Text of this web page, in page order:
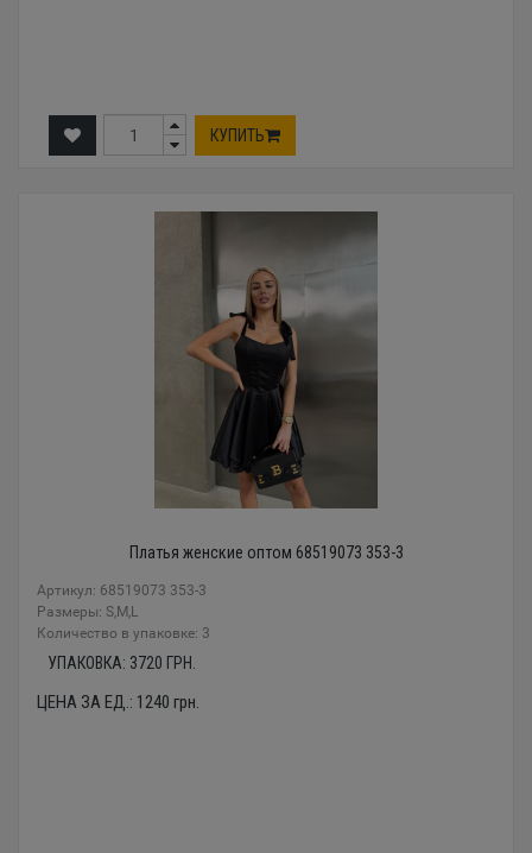
КУПИТЬ
Платья женские оптом 68519073 353-3
Артикул: 68519073 353-3
Размеры: S,M,L
Количество в упаковке: 3
УПАКОВКА: 3720 ГРН.
ЦЕНА ЗА ЕД.: 1240 грн.